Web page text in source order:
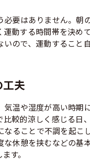
要はありません。朝
動する時間帯を決め
いので、運動すること
工夫
温や湿度が高い時期
比較的涼しく感じる日
なることで不調を起こ
な休憩を挟むなどの基
す。